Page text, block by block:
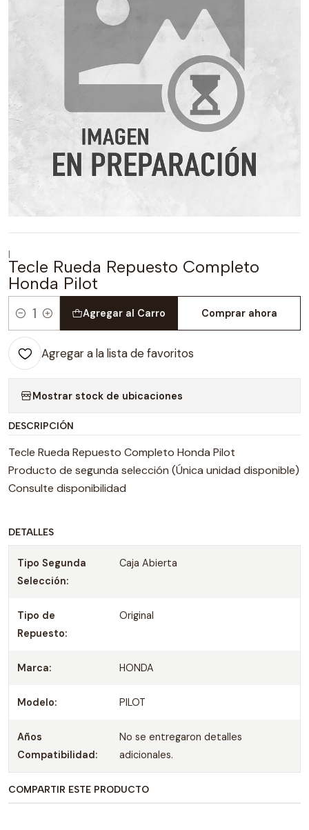
|
Tecle Rueda Repuesto Completo
Honda Pilot
Cantidad
Agregar al Carro Comprar ahora
Agregar a la lista de favoritos
Mostrar stock de ubicaciones
DESCRIPCIÓN
Tecle Rueda Repuesto Completo Honda Pilot
Producto de segunda selección (Única unidad disponible)
Consulte disponibilidad
DETALLES
Tipo Segunda
Selección:
Caja Abierta
Tipo de
Repuesto:
Original
Marca: HONDA
Modelo: PILOT
Años
Compatibilidad:
No se entregaron detalles
adicionales.
COMPARTIR ESTE PRODUCTO